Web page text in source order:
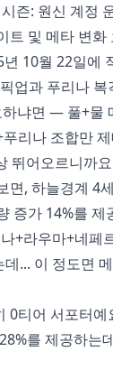
즌: 원신 계정
트 및 메타 변화
10월 22일에
업과 푸리나
냐면 — 풀+물
리나 조합만
뛰어오르니까
면, 하늘경계 4
증가 14%를 제
+라우마+네페
... 이 정도면
0티어 서포터예
를 제공하는